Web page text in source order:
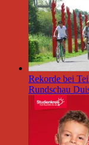
Rekorde bei
Rundschau